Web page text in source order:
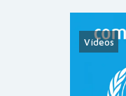
Vídeos